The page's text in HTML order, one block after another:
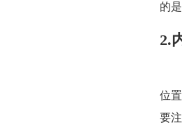
的
2.
位
要